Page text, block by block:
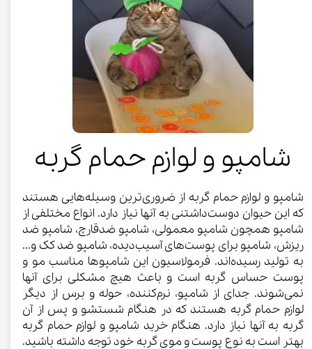
شامپو و لوازم حمام گربه
شامپو و لوازم حمام گربه از ضروری‌ترین وسیله‌هایی هستند
که این حیوان دوست‌داشتنی به آنها نیاز دارد. انواع مختلفی از
شامپو همچون شامپو معمولی، شامپو ضدقارچ، شامپو ضد
ریزش، شامپو برای پوست‌های آسیب‌دیده، شامپو ضد کک و...
به تولید رسیده‌اند. فرمولاسیون این شامپوها مناسب مو و
پوست حساس گربه است و باعث هیچ مشکلی برای آنها
نمی‌شوند. جدای از شامپو، نرم‌کننده، حوله و برس از دیگر
لوازم حمام گربه هستند که در هنگام شستشو و پس از آن
گربه به آنها نیاز دارد. هنگام خرید شامپو و لوازم حمام گربه
بهتر است به نوع پوست و موی گربه خود توجه داشته باشید.